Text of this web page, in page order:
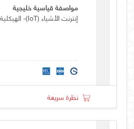
مواصفة قياسية خليجية
إنترنت الأشياء (IoT)- الهيكلية المرجعية
نظرة سريعة